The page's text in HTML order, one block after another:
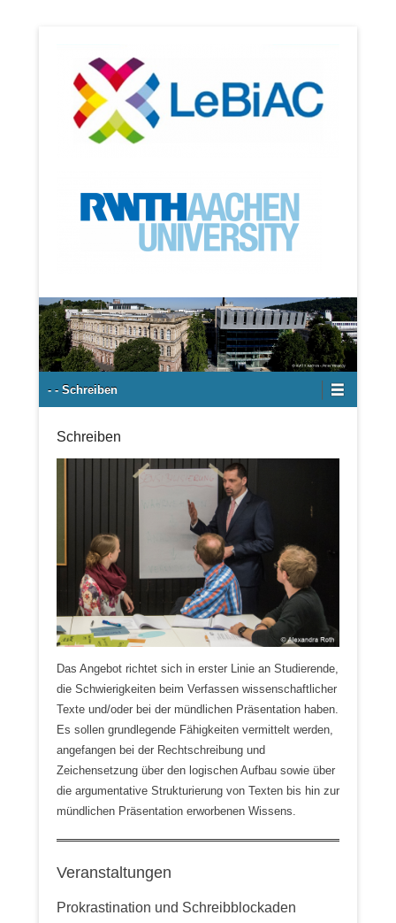
Sekundär-Menü
- - Schreiben
Schreiben
Das Angebot richtet sich in erster Linie an Studierende,
die Schwierigkeiten beim Verfassen wissenschaftlicher
Texte und/oder bei der mündlichen Präsentation haben.
Es sollen grundlegende Fähigkeiten vermittelt werden,
angefangen bei der Rechtschreibung und
Zeichensetzung über den logischen Aufbau sowie über
die argumentative Strukturierung von Texten bis hin zur
mündlichen Präsentation erworbenen Wissens.
Veranstaltungen
Prokrastination und Schreibblockaden